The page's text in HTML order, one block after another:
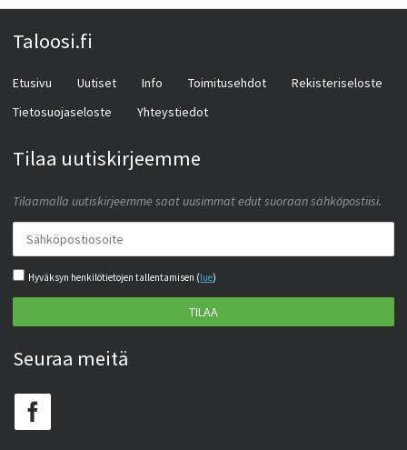
Taloosi.fi
Etusivu Uutiset Info Toimitusehdot
Rekisteriseloste
Tietosuojaseloste
Yhteystiedot
Tilaa uutiskirjeemme
Tilaamalla uutiskirjeemme saat uusimmat edut suoraan sähköpostiisi.
Hyväksyn henkilötietojen tallentamisen (lue)
TILAA
Seuraa meitä